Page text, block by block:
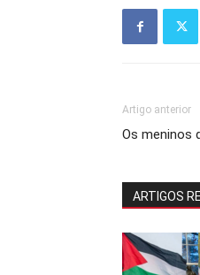
Artigo anterior
Os meninos
ARTIGOS